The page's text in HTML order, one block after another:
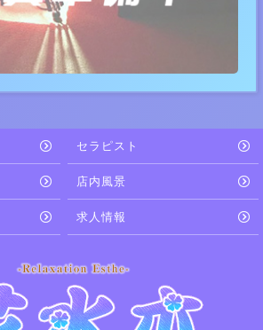
セラピスト
店内風景
求人情報